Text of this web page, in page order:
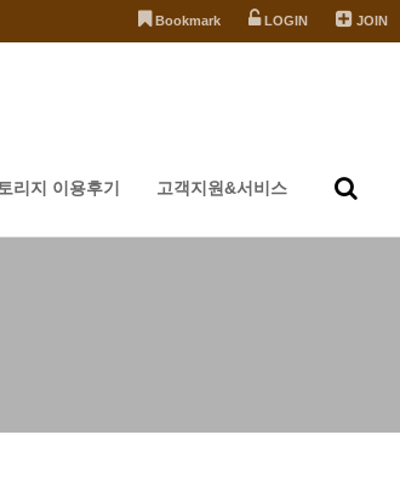
Bookmark LOGIN JOIN
리지 이용후기 고객지원&서비스